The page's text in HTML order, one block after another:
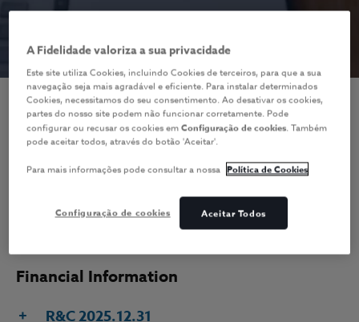
Access the financial and legal
information regarding
Financial Information
R&C 2025.12.31
A Fidelidade valoriza a sua privacidade
Este site utiliza Cookies, incluindo Cookies de terceiros, para que a sua
navegação seja mais agradável e eficiente. Para instalar determinados
Cookies, necessitamos do seu consentimento. Ao desativar os cookies,
partes do nosso site podem não funcionar corretamente. Pode
configurar ou recusar os cookies emConfiguração de cookies. Também
pode aceitar todos, através do botão 'Aceitar'.
Para mais informações pode consultar a nossa Política de Cookies
Aceitar Todos
Configuração de cookies